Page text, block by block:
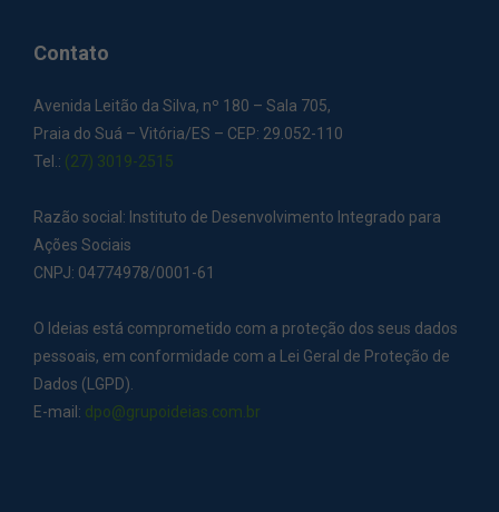
Contato
Avenida Leitão da Silva, nº 180 – Sala 705,
Praia do Suá – Vitória/ES – CEP: 29.052-110
Tel.: (27) 3019-2515
Razão social: Instituto de Desenvolvimento Integrado para
Ações Sociais
CNPJ: 04774978/0001-61
O Ideias está comprometido com a proteção dos seus dados
pessoais, em conformidade com a Lei Geral de Proteção de
Dados (LGPD).
E-mail: dpo@grupoideias.com.br